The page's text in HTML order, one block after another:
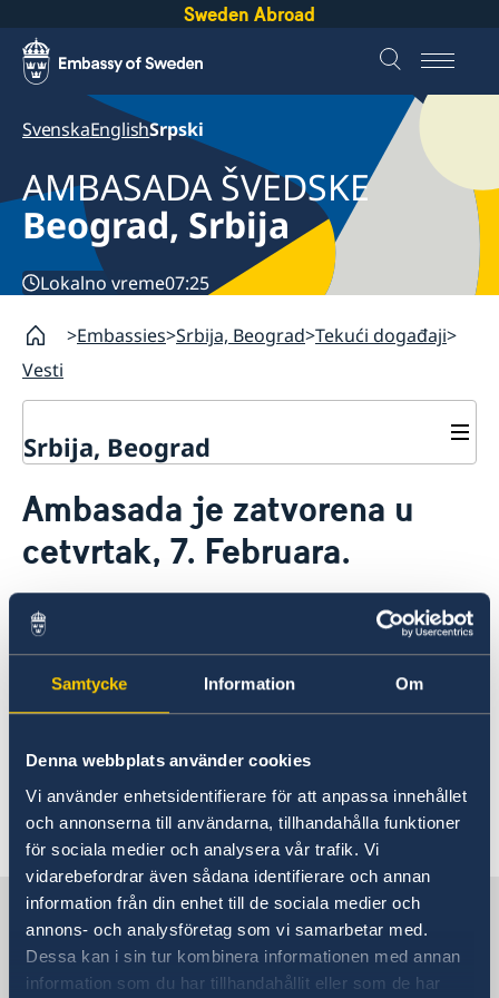
Samtycke Information Om
Denna webbplats använder cookies
Vi använder enhetsidentifierare för att anpassa innehållet
och annonserna till användarna, tillhandahålla funktioner
för sociala medier och analysera vår trafik. Vi
vidarebefordrar även sådana identifierare och annan
information från din enhet till de sociala medier och
annons- och analysföretag som vi samarbetar med.
Dessa kan i sin tur kombinera informationen med annan
information som du har tillhandahållit eller som de har
Sweden Abroad
SvenskaEnglishSrpski
AMBASADA ŠVEDSKE
Beograd, Srbija
Lokalno vreme07:25
Embassies Srbija, Beograd Tekući događaji
Vesti
Srbija, Beograd
Ambasador Švedske
Kontakt
Tekući događaji
Vesti
Švedska povećava podršku Srbiji u oblasti zaštite
Kalendar
Ambasada je zatvorena u
cetvrtak, 7. Februara.
06 feb 2019
U četvrtak, 7. februara, ce ambasada
biti zatvorena zbog planskog dana.
obično u petak.
Švedska u Srbiji
Ambasada Švedske